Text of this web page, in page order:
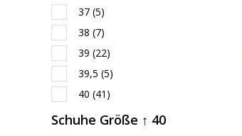
37 (5)
38 (7)
39 (22)
39,5 (5)
40 (41)
Schuhe Größe ↑ 40